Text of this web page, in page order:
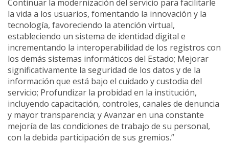
Continuar la modernización del servicio para facilitarle
la vida a los usuarios, fomentando la innovación y la
tecnología, favoreciendo la atención virtual,
estableciendo un sistema de identidad digital e
incrementando la interoperabilidad de los registros con
los demás sistemas informáticos del Estado; Mejorar
significativamente la seguridad de los datos y de la
información que está bajo el cuidado y custodia del
servicio; Profundizar la probidad en la institución,
incluyendo capacitación, controles, canales de denuncia
y mayor transparencia; y Avanzar en una constante
mejoría de las condiciones de trabajo de su personal,
con la debida participación de sus gremios.”